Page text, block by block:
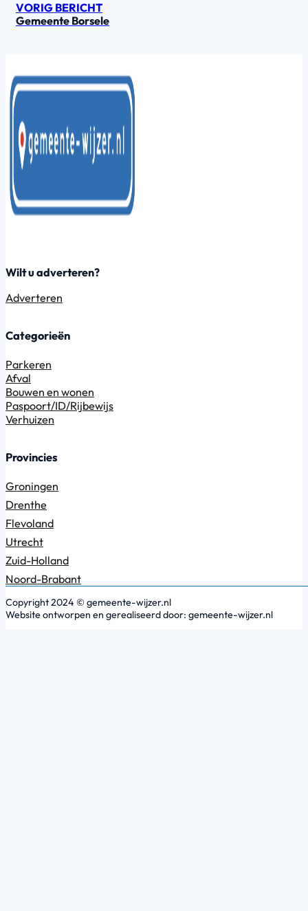
VORIG BERICHT
Gemeente Borsele
Wilt u adverteren?
Adverteren
Categorieën
Parkeren
Afval
Bouwen en wonen
Paspoort/ID/Rijbewijs
Verhuizen
Provincies
Groningen
Drenthe
Flevoland
Utrecht
Zuid-Holland
Noord-Brabant
Copyright 2024 © gemeente-wijzer.nl
Website ontworpen en gerealiseerd door: gemeente-wijzer.nl